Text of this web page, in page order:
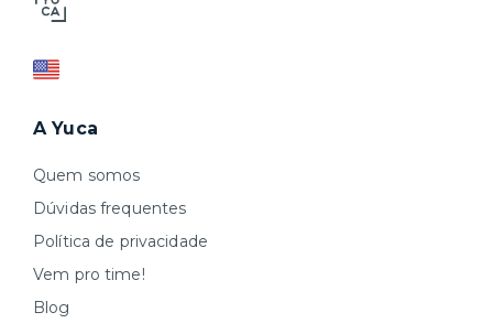
A Yuca
Quem somos
Dúvidas frequentes
Política de privacidade
Vem pro time!
Blog